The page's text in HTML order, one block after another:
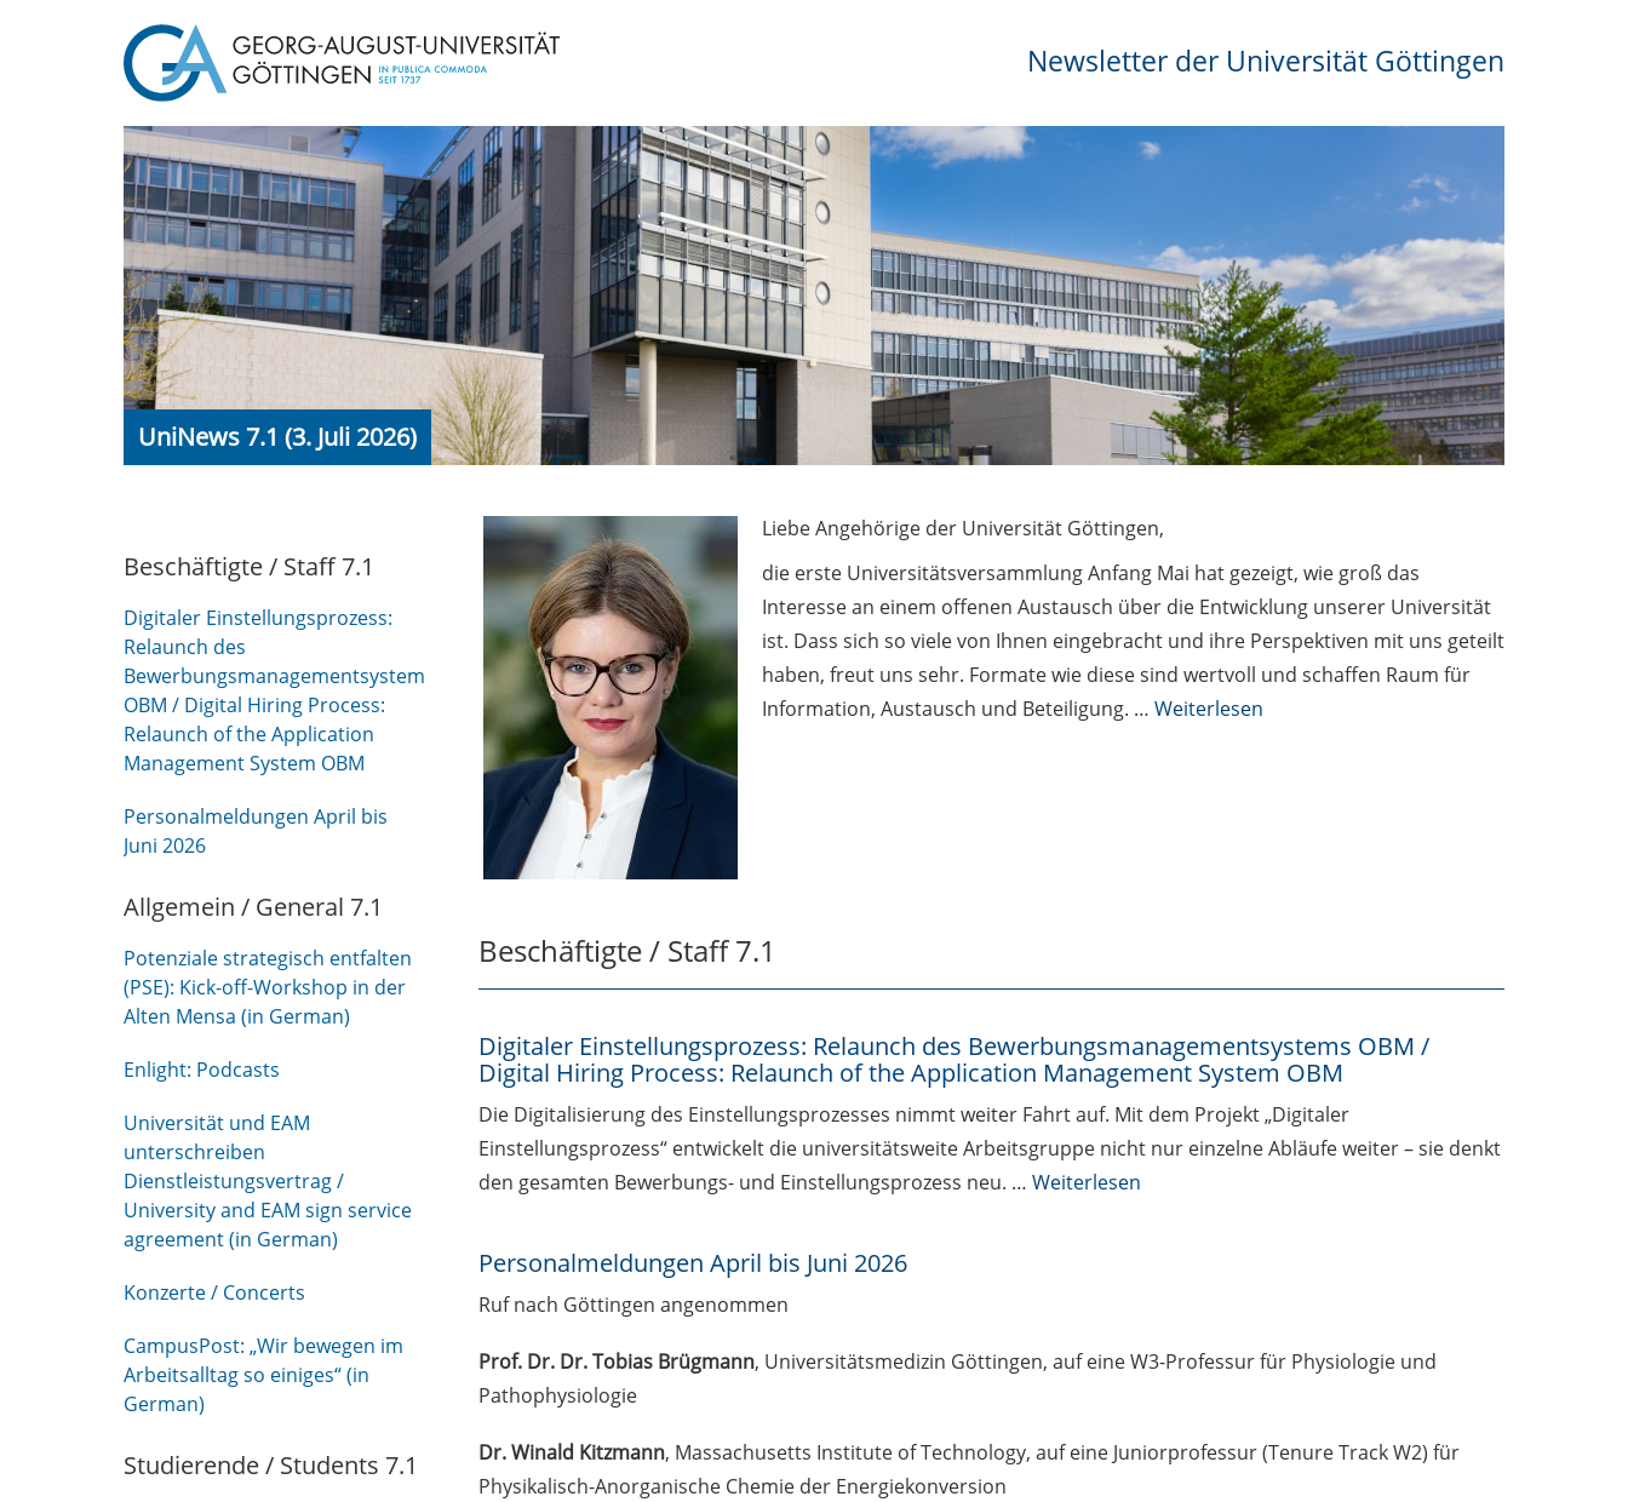
Newsletter der Universität Göttingen
UniNews 7.1 (3. Juli 2026)
Beschäftigte / Staff 7.1
Digitaler Einstellungsprozess:
Relaunch des
Bewerbungsmanagementsystems
OBM / Digital Hiring Process:
Relaunch of the Application
Management System OBM
Personalmeldungen April bis
Juni 2026
Allgemein / General 7.1
Potenziale strategisch entfalten
(PSE): Kick-off-Workshop in der
Alten Mensa (in German)
Enlight: Podcasts
Universität und EAM
unterschreiben
Dienstleistungsvertrag /
University and EAM sign service
agreement (in German)
Konzerte / Concerts
CampusPost: „Wir bewegen im
Arbeitsalltag so einiges“ (in
German)
Studierende / Students 7.1
Liebe Angehörige der Universität Göttingen,
die erste Universitätsversammlung Anfang Mai hat gezeigt, wie groß das
Interesse an einem offenen Austausch über die Entwicklung unserer Universität
ist. Dass sich so viele von Ihnen eingebracht und ihre Perspektiven mit uns geteilt
haben, freut uns sehr. Formate wie diese sind wertvoll und schaffen Raum für
Information, Austausch und Beteiligung. … Weiterlesen
Beschäftigte / Staff 7.1
Digitaler Einstellungsprozess: Relaunch des Bewerbungsmanagementsystems OBM /
Digital Hiring Process: Relaunch of the Application Management System OBM
Die Digitalisierung des Einstellungsprozesses nimmt weiter Fahrt auf. Mit dem Projekt „Digitaler
Einstellungsprozess“ entwickelt die universitätsweite Arbeitsgruppe nicht nur einzelne Abläufe weiter – sie denkt
den gesamten Bewerbungs- und Einstellungsprozess neu. … Weiterlesen
Personalmeldungen April bis Juni 2026
Ruf nach Göttingen angenommen
Prof. Dr. Dr. Tobias Brügmann, Universitätsmedizin Göttingen, auf eine W3-Professur für Physiologie und
Pathophysiologie
Dr. Winald Kitzmann, Massachusetts Institute of Technology, auf eine Juniorprofessur (Tenure Track W2) für
Physikalisch-Anorganische Chemie der Energiekonversion